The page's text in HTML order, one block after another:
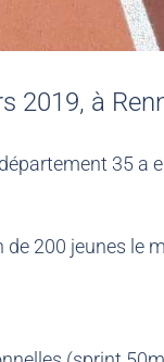
2019, à
35 a
200 jeunes le